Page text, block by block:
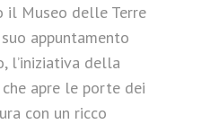
il Museo delle Terre
appuntamento
l’iniziativa della
che apre le porte dei
con un ricco